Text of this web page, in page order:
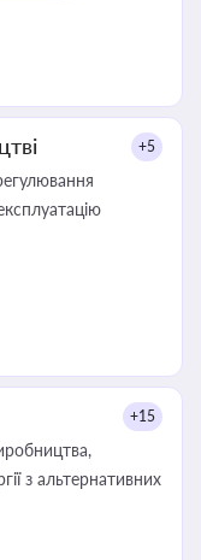
+5
+15
з альтернативних